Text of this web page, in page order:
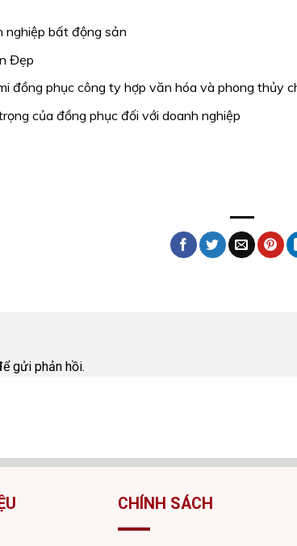
nghiệp bất động sản
Đẹp
đồng phục công ty hợp văn hóa và phong thủy
của đồng phục đối với doanh nghiệp
gửi phản hồi.
CHÍNH SÁCH